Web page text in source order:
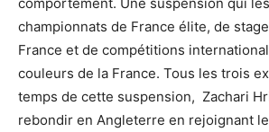
championnats de France élite, de
France et de compétitions
couleurs de la France. Tous les trois
temps de cette suspension, Zachari
rebondir en Angleterre en rejoignant